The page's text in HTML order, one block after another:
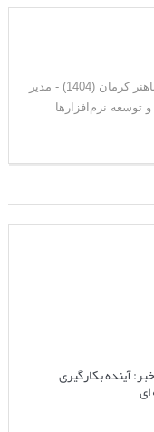
دکترای فرآوری مواد معدنی از دانشگاه شهید باهنر کرمان (1404) - مدیر
نرم‌افزارها
آینده بکارگیری